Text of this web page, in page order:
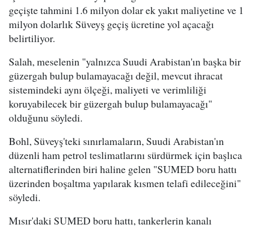
geçişte tahmini 1.6 milyon dolar ek yakıt maliyetine ve 1
milyon dolarlık Süveyş geçiş ücretine yol açacağı
belirtiliyor.
Salah, meselenin "yalnızca Suudi Arabistan'ın başka bir
güzergah bulup bulamayacağı değil, mevcut ihracat
sistemindeki aynı ölçeği, maliyeti ve verimliliği
koruyabilecek bir güzergah bulup bulamayacağı"
olduğunu söyledi.
Bohl, Süveyş'teki sınırlamaların, Suudi Arabistan'ın
düzenli ham petrol teslimatlarını sürdürmek için başlıca
alternatiflerinden biri haline gelen "SUMED boru hattı
üzerinden boşaltma yapılarak kısmen telafi edileceğini"
söyledi.
Mısır'daki SUMED boru hattı, tankerlerin kanalı